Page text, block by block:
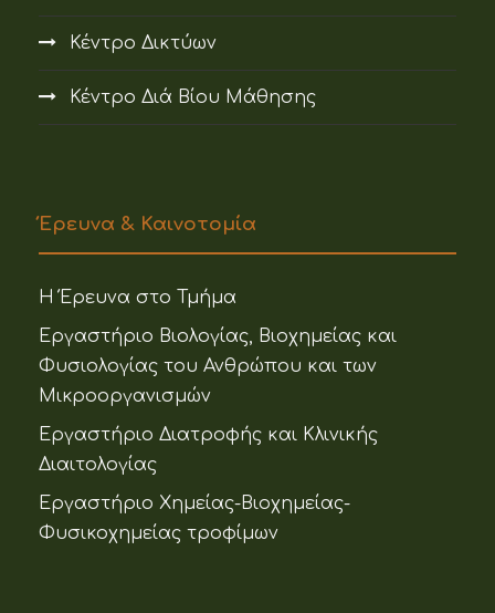
Κέντρο Δικτύων
Κέντρο Διά Βίου Μάθησης
Έρευνα & Καινοτομία
Η Έρευνα στο Τμήμα
Εργαστήριο Βιολογίας, Βιοχημείας και
Φυσιολογίας του Ανθρώπου και των
Μικροοργανισμών
Εργαστήριο Διατροφής και Κλινικής
Διαιτολογίας
Εργαστήριο Χημείας-Βιοχημείας-
Φυσικοχημείας τροφίμων